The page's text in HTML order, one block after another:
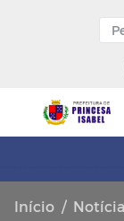
Início